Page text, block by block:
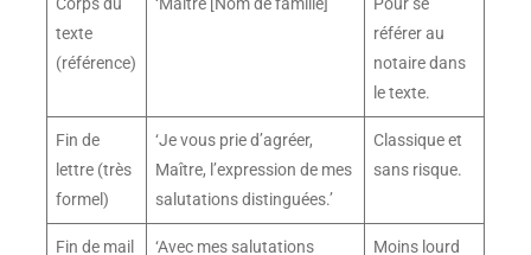
Corps du
texte
(référence)
‘Maître [Nom de famille]’
Pour se
référer au
notaire dans
le texte.
Fin de
lettre (très
formel)
‘Je vous prie d’agréer,
Maître, l’expression de mes
salutations distinguées.’
Classique et
sans risque.
Fin de mail
‘Avec mes salutations
Moins lourd